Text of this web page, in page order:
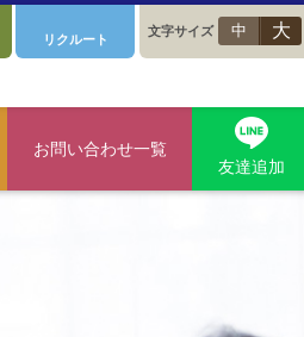
文字サイズ 中 大
お問い合わせ一覧
友達追加
リクルート